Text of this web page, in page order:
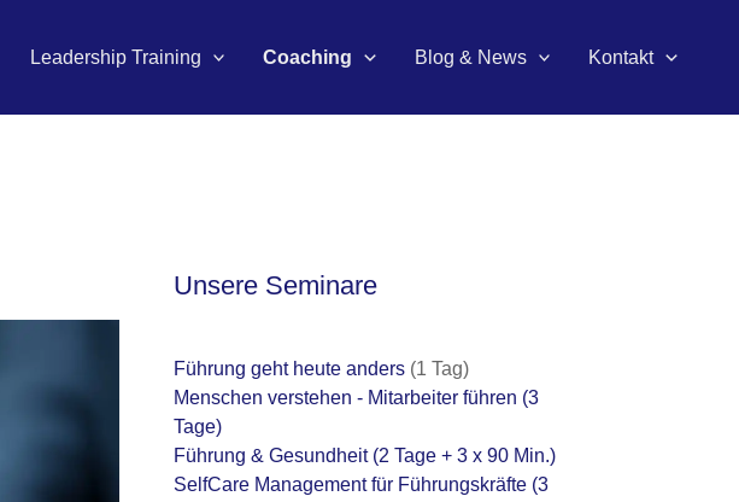
Leadership Training Coaching Blog & News Kontakt
Unsere Seminare
Führung geht heute anders (1 Tag)
Menschen verstehen - Mitarbeiter führen (3
Tage)
Führung & Gesundheit(2 Tage + 3 x 90 Min.)
SelfCare Management für Führungskräfte (3